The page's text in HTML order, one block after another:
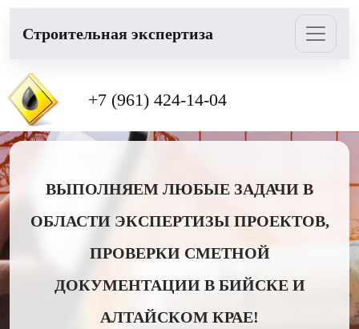
Cтроительная экспертиза
+7 (961) 424-14-04
ВЫПОЛНЯЕМ ЛЮБЫЕ ЗАДАЧИ В
ОБЛАСТИ ЭКСПЕРТИЗЫ ПРОЕКТОВ,
ПРОВЕРКИ СМЕТНОЙ
ДОКУМЕНТАЦИИ В БИЙСКЕ И
АЛТАЙСКОМ КРАЕ!